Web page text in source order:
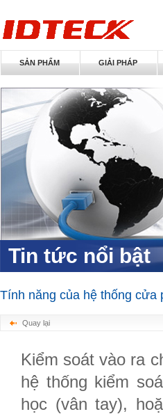
SẢN PHẨM GIẢI PHÁP
Tin tức nổi bật
Tính năng của hệ thống cửa
Quay lại
Kiểm soát vào ra
hệ thống kiểm
học (vân tay),